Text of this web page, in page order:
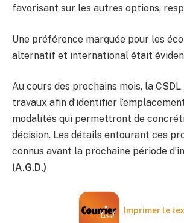
favorisant sur les autres options,
Une préférence marquée pour les
alternatif et international était
Au cours des prochains mois, la
travaux afin d’identifier
modalités qui permettront de
décision. Les détails entourant ces
connus avant la prochaine période
(A.G.D.)
Imprimer le